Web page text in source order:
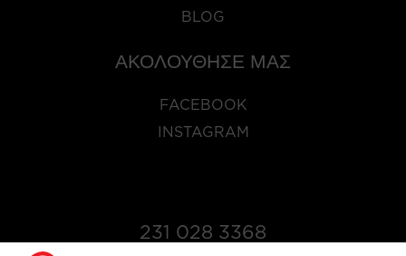
BLOG
ΑΚΟΛΟΥΘΗΣΕ ΜΑΣ
FACEBOOK
INSTAGRAM
231 028 3368